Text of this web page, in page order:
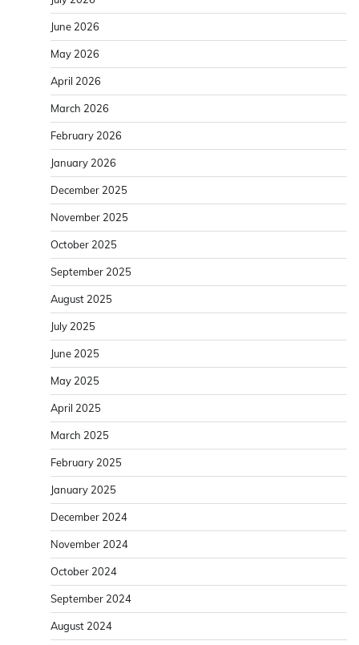
June 2026
May 2026
April 2026
March 2026
February 2026
January 2026
December 2025
November 2025
October 2025
September 2025
August 2025
July 2025
June 2025
May 2025
April 2025
March 2025
February 2025
January 2025
December 2024
November 2024
October 2024
September 2024
August 2024